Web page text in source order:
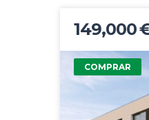
149,000
COMPRAR